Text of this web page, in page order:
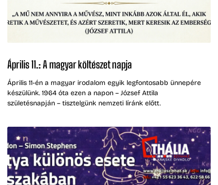
Április 11.: A magyar költészet napja
Április 11-én a magyar irodalom egyik legfontosabb ünnepére
készülünk. 1964 óta ezen a napon – József Attila
születésnapján – tisztelgünk nemzeti líránk előtt.